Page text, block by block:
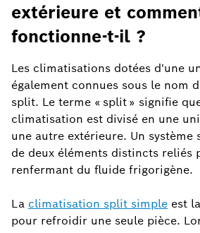
extérieure et
fonctionne-t-il ?
Les climatisations dotées d'une
également connues sous le nom
split. Le terme « split » signifie
climatisation est divisé en une
une autre extérieure. Un système
de deux éléments distincts reliés
renfermant du fluide frigorigène.
La climatisation split simple est
pour refroidir une seule pièce.